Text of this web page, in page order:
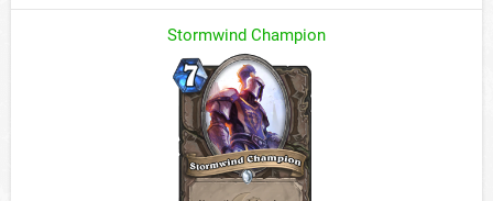
Stormwind Champion